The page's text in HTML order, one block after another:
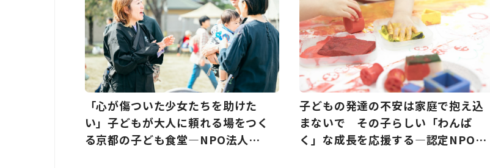
「心が傷ついた少女たちを助けた
い」子どもが大人に頼れる場をつく
る京都の子ども食堂―NPO法人
子どもの発達の不安は家庭で抱え込
まないで その子らしい「わんぱ
く」な成長を応援する―認定NPO法